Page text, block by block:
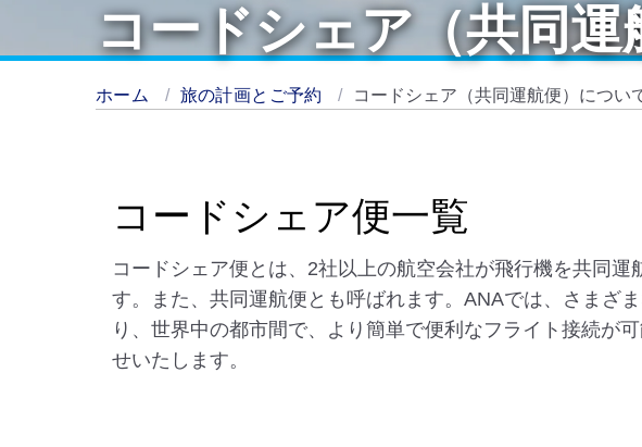
コードシェア（共同
ホーム 旅の計画とご予約 コードシェア（共同運航便）につい
コードシェア便一覧
コードシェア便とは、2社以上の航空会社が飛行機を共同
す。また、共同運航便とも呼ばれます。ANAでは、さまざ
り、世界中の都市間で、より簡単で便利なフライト接続が
せいたします。